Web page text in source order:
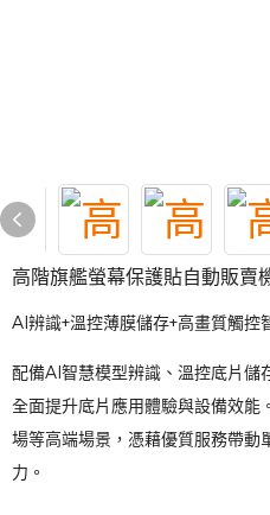
高階旗艦螢幕保護貼自動販賣
AI辨識+溫控薄膜儲存+高畫質觸控
配備AI智慧模型辨識、溫控底片儲
全面提升底片應用體驗與設備效能
場等高端場景，憑藉優質服務帶動
力。